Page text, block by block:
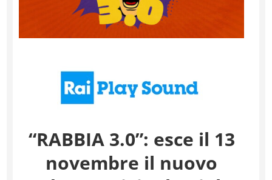
“RABBIA 3.0”: esce il 13
novembre il nuovo